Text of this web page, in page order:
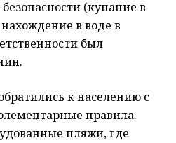
(купание в
в воде в
был
к населению с
правила.
пляжи, где